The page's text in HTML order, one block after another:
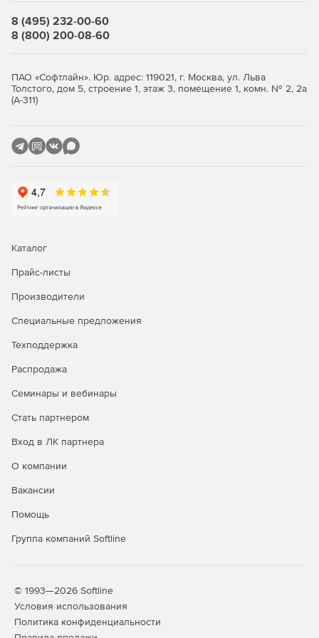
системы учета.
8 (495) 232-00-60
8 (800) 200-08-60
ПАО «Софтлайн». Юр. адрес: 119021, г. Москва, ул. Льва
Толстого, дом 5, строение 1, этаж 3, помещение 1, комн. № 2, 2а
(А-311)
Каталог
Прайс-листы
Производители
Специальные предложения
Техподдержка
Распродажа
Семинары и вебинары
Стать партнером
Вход в ЛК партнера
О компании
Вакансии
Помощь
Группа компаний Softline
© 1993—2026 Softline
Условия использования
Политика конфиденциальности